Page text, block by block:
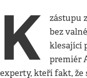
K
zástupu
bez
klesající
premiér
experty, kteří fakt, že